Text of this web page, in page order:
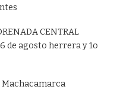
CENTRAL
agosto herrera y 1o
Machacamarca